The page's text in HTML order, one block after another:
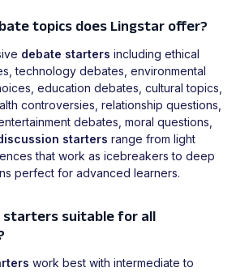
topics does Lingstar offer?
debate starters including ethical
technology debates, environmental
education debates, cultural topics,
controversies, relationship questions,
debates, moral questions,
starters range from light
that work as icebreakers to deep
perfect for advanced learners.
starters suitable for all
work best with intermediate to